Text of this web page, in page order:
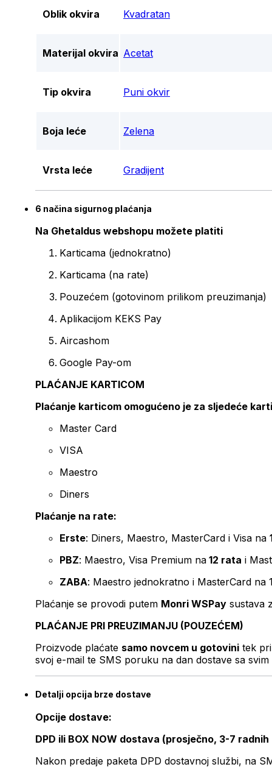
Oblik okvira Kvadratan
Materijal okvira Acetat
Tip okvira Puni okvir
Boja leće Zelena
Vrsta leće Gradijent
6 načina sigurnog plaćanja
Na Ghetaldus webshopu možete platiti
Karticama (jednokratno)
Karticama (na rate)
Pouzećem (gotovinom prilikom preuzimanja)
Aplikacijom KEKS Pay
Aircashom
Google Pay-om
PLAĆANJE KARTICOM
Plaćanje karticom omogućeno je za sljedeće
Master Card
VISA
Maestro
Diners
Plaćanje na rate:
Erste: Diners, Maestro, MasterCard i Visa na
PBZ: Maestro, Visa Premium na 12 rata i
ZABA: Maestro jednokratno i MasterCard na
Plaćanje se provodi putem Monri WSPay sustava
PLAĆANJE PRI PREUZIMANJU (POUZEĆEM)
Proizvode plaćate samo novcem u gotovini tek
svoj e-mail te SMS poruku na dan dostave sa svim
Detalji opcija brze dostave
Opcije dostave:
DPD ili BOX NOW dostava (prosječno, 3-7 radnih
Nakon predaje paketa DPD dostavnoj službi, na